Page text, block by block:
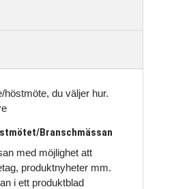
höstmöte, du väljer hur.
Branschmässan
med möjlighet att
produktnyheter mm.
i ett produktblad